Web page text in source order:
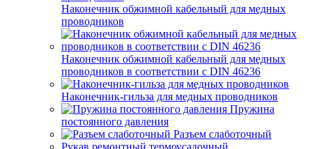
Наконечник обжимной кабельный для медных
проводников
Наконечник обжимной кабельный для медных
проводников в соответствии с DIN 46236
Наконечник-гильза для медных проводников
Пружина
постоянного давления
Разъем слаботочный
Рукав ремонтный термоусадочный